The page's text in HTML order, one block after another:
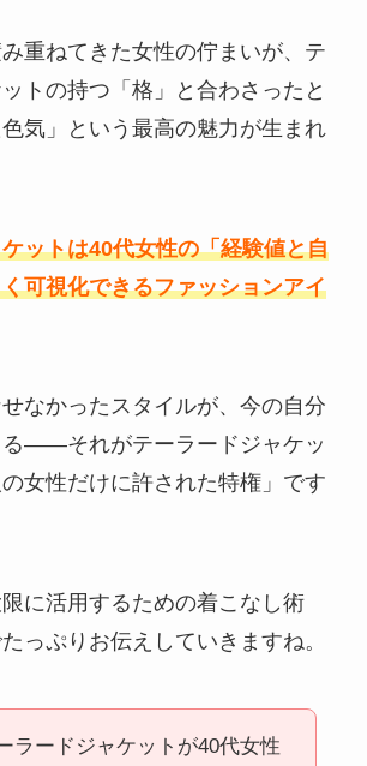
重ねてきた女性の佇まいが、テ
トの持つ「格」と合わさったと
気」という最高の魅力が生まれ
ットは40代女性の「経験値と自
可視化できるファッションアイ
なかったスタイルが、今の自分
る——それがテーラードジャケッ
の女性だけに許された特権」です
に活用するための着こなし術
っぷりお伝えしていきますね。
ラードジャケットが40代女性